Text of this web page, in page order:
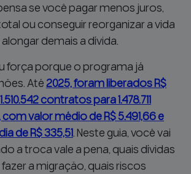
se você pagar menos juros,
ou conseguir reorganizar a vida
demais a dívida.
força porque o programa já
Até2025, foram liberados R$
contratos para 1.478.711
valor médio de R$ 5.491,66 e
de R$ 335,51. Neste guia, você vai
a troca vale a pena, quais dívidas
a migração, quais riscos